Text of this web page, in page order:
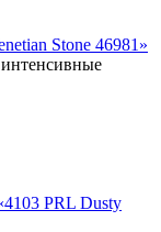
Stone 46981»